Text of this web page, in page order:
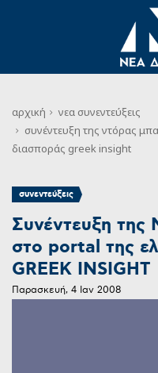
αρχική νεα συνεντεύξεις
συνέντευξη της ντόρας
διασποράς greek insight
συνεντεύξεις
Συνέντευξη της
στο portal της
GREEK INSIGHT
Παρασκευή, 4 Ιαν 2008